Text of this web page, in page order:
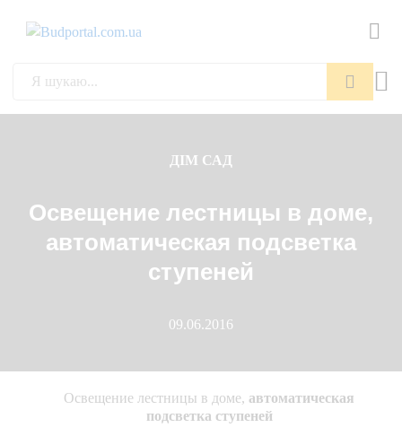
Пошук
ДІМ САД
Освещение лестницы в доме,
автоматическая подсветка
ступеней
09.06.2016
Освещение лестницы в доме, автоматическая
подсветка ступеней